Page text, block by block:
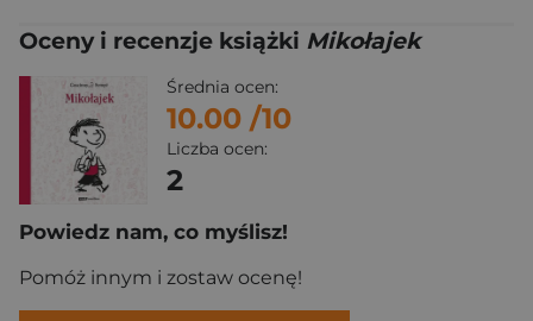
Oceny i recenzje książki Mikołajek
Średnia ocen:
10.00 /10
Liczba ocen:
2
Powiedz nam, co myślisz!
Pomóż innym i zostaw ocenę!